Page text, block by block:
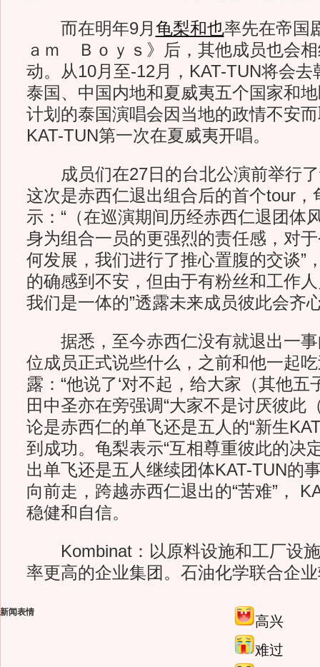
而在明年9月 龟梨和也率先在帝国
ａｍ Ｂｏｙｓ》后，其他成员也会
动。从10月至-12月，KAT-TUN将会
泰国、中国内地和夏威夷五个国家和
计划的泰国演唱会因当地的政情不安
KAT-TUN第一次在夏威夷开唱。
成员们在27日的台北公演前举行了
这次是赤西仁退出组合后的首个tour，
示：“（在巡演期间历经赤西仁退团体
身为组合一员的更强烈的责任感，对
何发展，我们进行了推心置腹的交谈”
的确感到不安，但由于有粉丝和工作
我们是一体的”透露未来成员彼此会齐
据悉，至今赤西仁没有就退出一事
位成员正式说些什么，之前和他一起
露：“他说了‘对不起，给大家（其他五
田中圣亦在旁强调“大家不是讨厌彼此
论是赤西仁的单飞还是五人的“新生
到成功。龟梨表示“互相尊重彼此的决
出单飞还是五人继续团体KAT-TUN的
向前走，跨越赤西仁退出的“苦难”，
稳健和自信。
Kombinat：以原料设施和工厂设施
率更高的企业集团。石油化学联合企
新闻表情
高兴
难过